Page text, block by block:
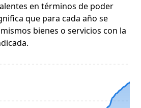
en términos de poder
que para cada año se
bienes o servicios con la